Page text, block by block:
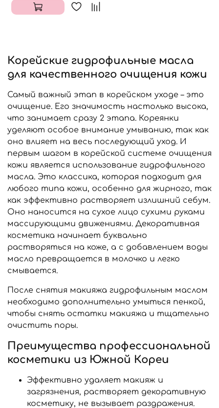
Корейские гидрофильные масла
для качественного очищения кожи
Самый важный этап в корейском уходе – это
очищение. Его значимость настолько высока,
что занимает сразу 2 этапа. Кореянки
уделяют особое внимание умыванию, так как
оно влияет на весь последующий уход. И
первым шагом в корейской системе очищения
кожи является использование гидрофильного
масла. Это классика, которая подходит для
любого типа кожи, особенно для жирного, так
как эффективно растворяет излишний себум.
Оно наносится на сухое лицо сухими руками
массирующими движениями. Декоративная
косметика начинает буквально
растворяться на коже, а с добавлением воды
масло превращается в молочко и легко
смывается.
После снятия макияжа гидрофильным маслом
необходимо дополнительно умыться пенкой,
чтобы снять остатки макияжа и тщательно
очистить поры.
Преимущества профессиональной
косметики из Южной Кореи
Эффективно удаляет макияж и
загрязнения, растворяет декоративную
косметику, не вызывает раздражения.